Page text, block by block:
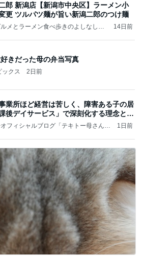
郎 新潟店【新潟市中央区】ラーメン小
更 ツルパツ麺が旨い新潟二郎のつけ麺
メとラーメン食べ歩きのよしなしご
14日前
きだった母の弁当写真
クス 2日前
業所ほど経営は苦しく、障害ある子の居
後デイサービス」で深刻化する理念と現
フィシャルブログ「テキトー母さんの
1日前